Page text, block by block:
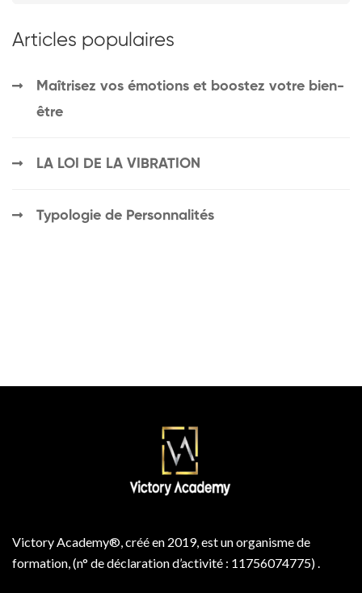
Articles populaires
Maîtrisez vos émotions et boostez votre bien-
être
LA LOI DE LA VIBRATION
Typologie de Personnalités
Victory Academy®, créé en 2019, est un organisme de
formation, (n° de déclaration d’activité : 11756074775) .